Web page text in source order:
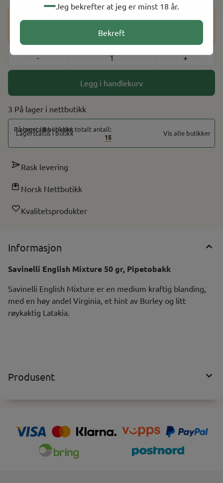
Jeg bekrefter at jeg er minst 18 år.
Bekreft
din ved hjelp av BankID for å fullføre bestillingen.
- +
Legg i handlekurv
3 På lager
På lager i8butikker, totalt antall:
15
Vis alle butikker
Rask levering
Norsk Nettbutikk
Kvalitetsprodukter
Informasjon
Savinelli English Mixture 50 gr, Pipetobakk
Savinelli English Mixture er en medium kraftig blanding,
med en høy andel Virginia, et hint av Burley og litt
røykaktig Latakia.
Produsent